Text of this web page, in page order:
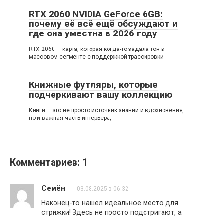
RTX 2060 NVIDIA GeForce 6GB:
почему её всё ещё обсуждают и
где она уместна в 2026 году
RTX 2060 — карта, которая когда-то задала тон в
массовом сегменте с поддержкой трассировки
Книжные футляры, которые
подчеркивают вашу коллекцию
Книги – это не просто источник знаний и вдохновения,
но и важная часть интерьера,
Комментариев: 1
Семён 03.08.2025 в 06:32
Наконец-то нашел идеальное место для
стрижки! Здесь не просто подстригают, а